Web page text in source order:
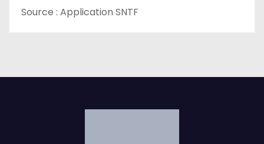
t
Source : Application SNTF